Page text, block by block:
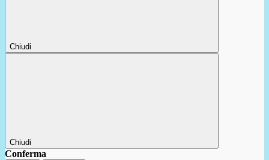
Chiudi
Chiudi
Conferma